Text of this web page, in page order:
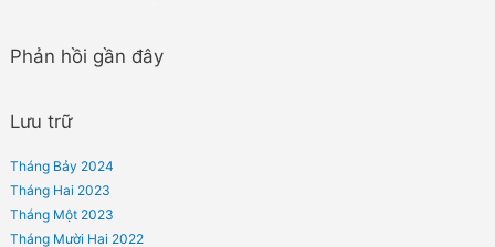
Trường hợp muốn tư vấn chi tiết, Quý khách vui lòng liên hệ trực tiếp với
để được tư vấn cụ thể hơn.
Trên đây là giải đáp của chúng tôi về câu hỏi. Quý khách hàng có nhu cầu tư
giải đáp.
#medlaw #tuvanphapluatmienphi